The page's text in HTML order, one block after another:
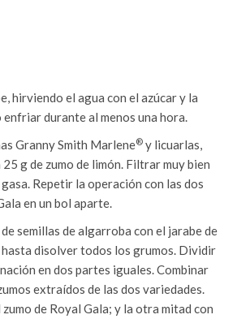
hirviendo el agua con el azúcar y la
durante al menos una hora.
Granny Smith Marlene® y licuarlas,
g de zumo de limón. Filtrar muy bien
gasa. Repetir la operación con las dos
en un bol aparte.
semillas de algarroba con el jarabe de
disolver todos los grumos. Dividir
en dos partes iguales. Combinar
extraídos de las dos variedades.
zumo de Royal Gala; y la otra mitad con